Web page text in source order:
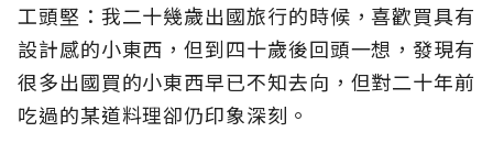
工頭堅：我二十幾歲出國旅行的時候，喜歡買具有
設計感的小東西，但到四十歲後回頭一想，發現有
很多出國買的小東西早已不知去向，但對二十年前
吃過的某道料理卻仍印象深刻。